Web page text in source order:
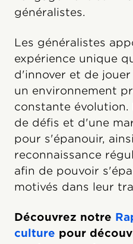
généralistes.
Les généralistes
expérience unique
d'innover et de
un environnement
constante évolution.
de défis et d'une
pour s'épanouir,
reconnaissance
afin de pouvoir
motivés dans leur
Découvrez notre
culture pour